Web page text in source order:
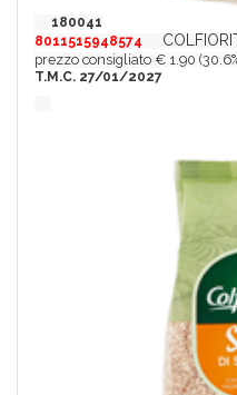
180041
8011515948574
prezzo consigliato € 1.90
T.M.C. 27/01/2027